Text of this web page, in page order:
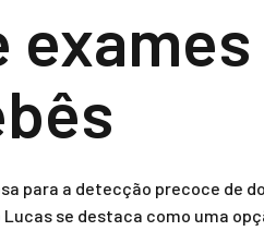
exames
para a detecção precoce de
se destaca como uma